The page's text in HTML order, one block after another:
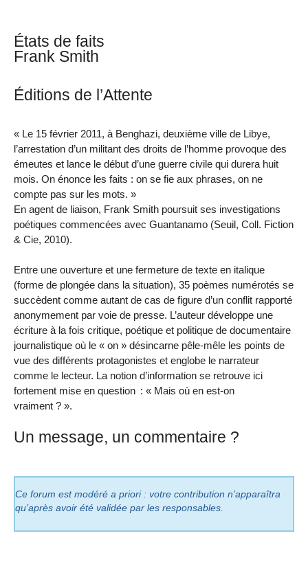
États de faits
Frank Smith
Éditions de l’Attente
« Le 15 février 2011, à Benghazi, deuxième ville de Libye,
l’arrestation d’un militant des droits de l’homme provoque des
émeutes et lance le début d’une guerre civile qui durera huit
mois. On énonce les faits : on se fie aux phrases, on ne
compte pas sur les mots. »
En agent de liaison, Frank Smith poursuit ses investigations
poétiques commencées avec Guantanamo (Seuil, Coll. Fiction
& Cie, 2010).
Entre une ouverture et une fermeture de texte en italique
(forme de plongée dans la situation), 35 poèmes numérotés se
succèdent comme autant de cas de figure d’un conflit rapporté
anonymement par voie de presse. L’auteur développe une
écriture à la fois critique, poétique et politique de documentaire
journalistique où le « on » désincarne pêle-mêle les points de
vue des différents protagonistes et englobe le narrateur
comme le lecteur. La notion d’information se retrouve ici
fortement mise en question : « Mais où en est-on
vraiment ? ».
Un message, un commentaire ?
Ce forum est modéré a priori : votre contribution n’apparaîtra
qu’après avoir été validée par les responsables.